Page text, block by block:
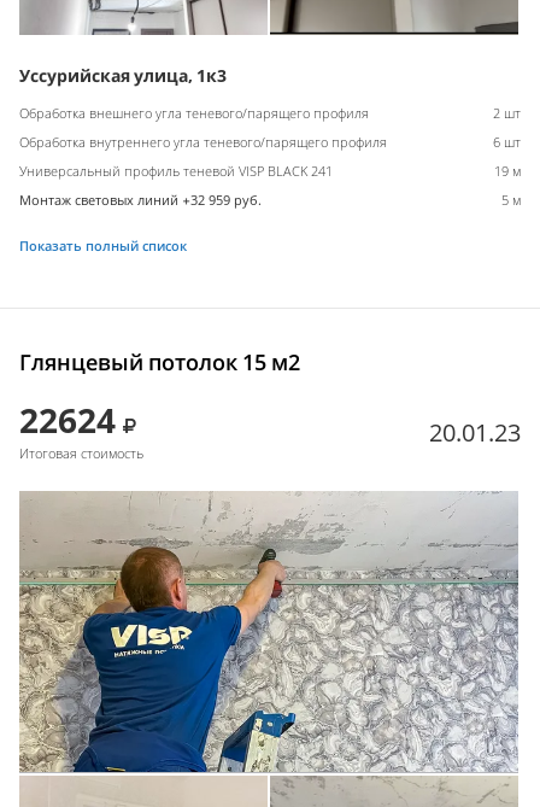
Уссурийская улица, 1к3
Обработка внешнего угла теневого/парящего профиля
2 шт
Обработка внутреннего угла теневого/парящего профиля
6 шт
Универсальный профиль теневой VISP BLACK 241
19 м
Монтаж световых линий +32 959 руб.
5 м
Показать полный список
Глянцевый потолок 15 м2
22624
Итоговая стоимость
20.01.23